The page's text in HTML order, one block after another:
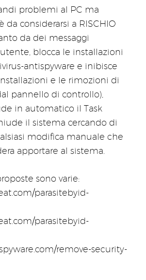
problemi al PC ma
da considerarsi a RISCHIO
da dei messaggi
blocca le installazioni
antispyware e inibisce
e le rimozioni di
pannello di controllo),
in automatico il Task
il sistema cercando di
modifica manuale che
apportare al sistema.
sono varie:
parasitebyid-
parasitebyid-
remove-security-